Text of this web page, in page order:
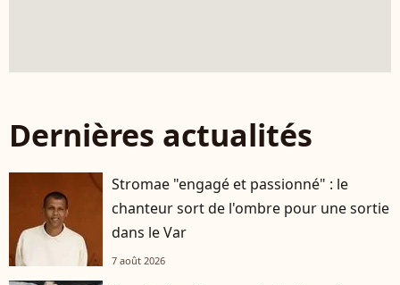
Dernières actualités
Stromae "engagé et passionné" : le
chanteur sort de l'ombre pour une sortie
dans le Var
7 août 2026